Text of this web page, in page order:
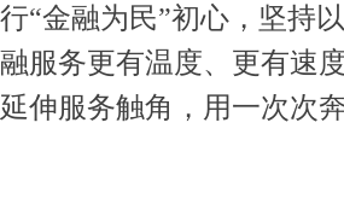
行“金融为民”初心，坚持
融服务更有温度、更有速
延伸服务触角，用一次次